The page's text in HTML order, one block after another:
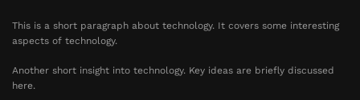
This is a short paragraph about technology. It covers some interesting
aspects of technology.
Another short insight into technology. Key ideas are briefly discussed
here.